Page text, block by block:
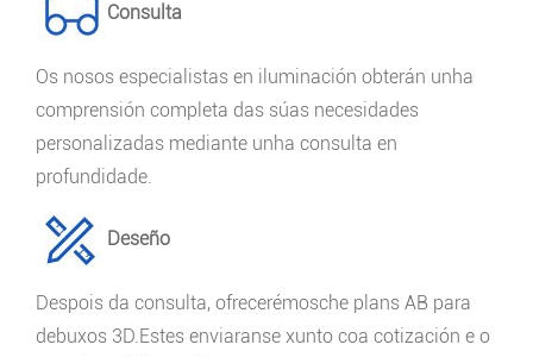
Consulta
Os nosos especialistas en iluminación obterán unha
comprensión completa das súas necesidades
personalizadas mediante unha consulta en
profundidade.
Deseño
Despois da consulta, ofrecerémosche plans AB para
debuxos 3D.Estes enviaranse xunto coa cotización e o